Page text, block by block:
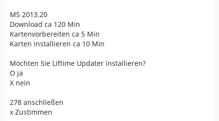
MS 2013.20
Download ca 120 Min
Kartenvorbereiten ca 5 Min
Karten installieren ca 10 Min
Möchten Sie Liftime Updater installieren?
O ja
X nein
278 anschließen
x Zustimmen